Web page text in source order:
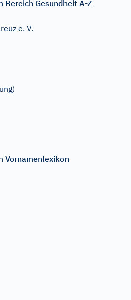
Gesundheit A-Z
e. V.
Vornamenlexikon